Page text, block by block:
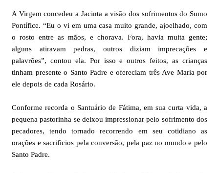
A Virgem concedeu a Jacinta a visão dos sofrimentos do Sumo
Pontífice. “Eu o vi em uma casa muito grande, ajoelhado, com
o rosto entre as mãos, e chorava. Fora, havia muita gente;
alguns atiravam pedras, outros diziam imprecações e
palavrões”, contou ela. Por isso e outros feitos, as crianças
tinham presente o Santo Padre e ofereciam três Ave Maria por
ele depois de cada Rosário.
Conforme recorda o Santuário de Fátima, em sua curta vida, a
pequena pastorinha se deixou impressionar pelo sofrimento dos
pecadores, tendo tornado recorrendo em seu cotidiano as
orações e sacrifícios pela conversão, pela paz no mundo e pelo
Santo Padre.